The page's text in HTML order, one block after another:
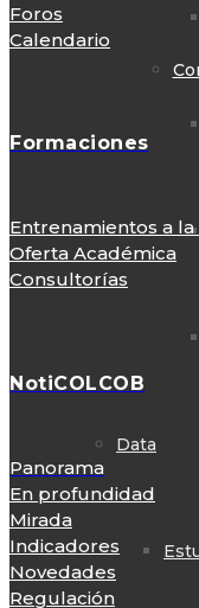
Data
Foros
Calendario
Formaciones
Entrenamientos a
Oferta Académica
Consultorías
NotiCOLCOB
Panorama
En profundidad
Mirada
Indicadores
Novedades
Regulación